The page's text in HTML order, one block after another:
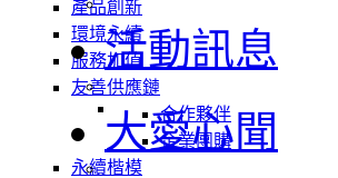
產品創新
環境永續
服務加值
友善供應鏈
合作夥伴
企業團購
永續楷模
活動訊息
大愛心聞